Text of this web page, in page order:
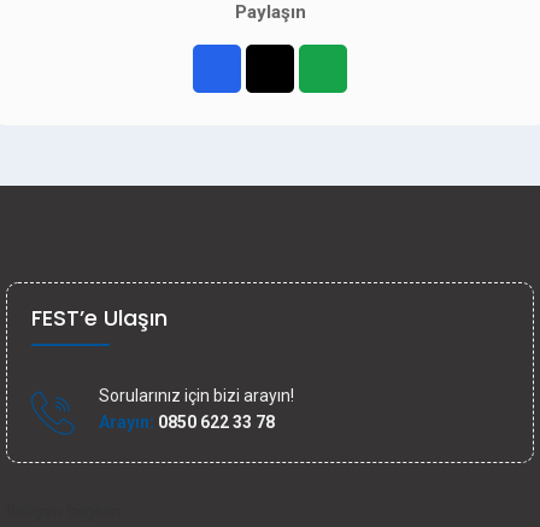
Paylaşın
FEST’e Ulaşın
Sorularınız için bizi arayın!
Arayın: 0850 622 33 78